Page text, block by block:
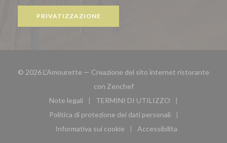
PRIVATIZZAZIONE
© 2026 L'Amourette — Creazione del sito internet ristorante
con Zenchef((apre una nuova finestra))
Note legali
((apre una nuova finestra))
TERMINI DI UTILIZZO
((apre una nuova finestra))
Politica di protezione dei dati personali
((apre una nuova finestra))
Informativa sui cookie
((apre una nuova finestra))
Accessibilita